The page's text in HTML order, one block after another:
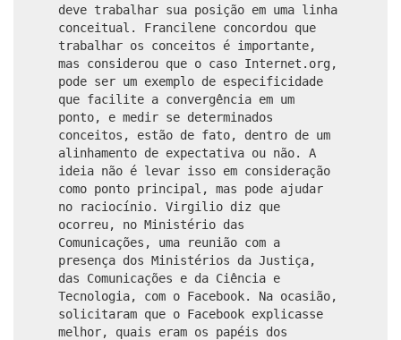
deve trabalhar sua posição em uma linha
conceitual. Francilene concordou que
trabalhar os conceitos é importante,
mas considerou que o caso Internet.org,
pode ser um exemplo de especificidade
que facilite a convergência em um
ponto, e medir se determinados
conceitos, estão de fato, dentro de um
alinhamento de expectativa ou não. A
ideia não é levar isso em consideração
como ponto principal, mas pode ajudar
no raciocínio. Virgilio diz que
ocorreu, no Ministério das
Comunicações, uma reunião com a
presença dos Ministérios da Justiça,
das Comunicações e da Ciência e
Tecnologia, com o Facebook. Na ocasião,
solicitaram que o Facebook explicasse
melhor, quais eram os papéis dos